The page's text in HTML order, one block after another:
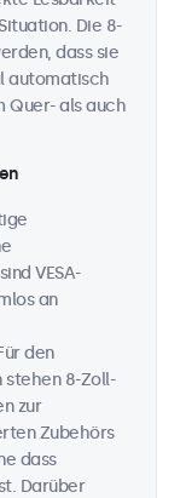
Die 8-
dass sie
automatisch
Quer- als auch
VESA-
an
den
stehen 8-Zoll-
zur
Zubehörs
dass
Darüber